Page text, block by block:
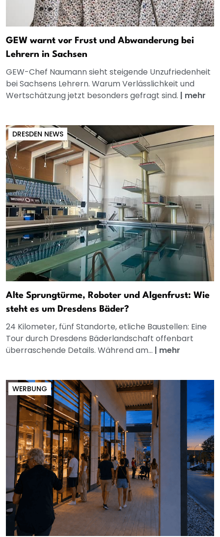
GEW warnt vor Frust und Abwanderung bei
Lehrern in Sachsen
GEW-Chef Naumann sieht steigende Unzufriedenheit
bei Sachsens Lehrern. Warum Verlässlichkeit und
Wertschätzung jetzt besonders gefragt sind. | mehr
DRESDEN NEWS
Alte Sprungtürme, Roboter und Algenfrust: Wie
steht es um Dresdens Bäder?
24 Kilometer, fünf Standorte, etliche Baustellen: Eine
Tour durch Dresdens Bäderlandschaft offenbart
überraschende Details. Während am... | mehr
WERBUNG